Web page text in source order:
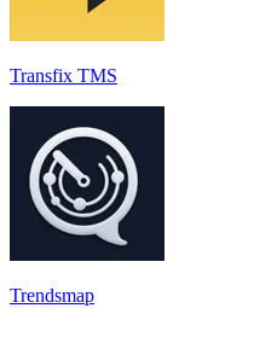
Transfix TMS
Trendsmap